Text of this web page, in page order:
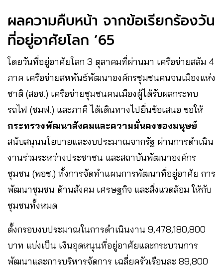
ผลความคืบหน้า จากข้อเรียกร้องวัน
ที่อยู่อาศัยโลก ’65
โดยวันที่อยู่อาศัยโลก 3 ตุลาคมที่ผ่านมา เครือข่ายสลัม 4
ภาค เครือข่ายสหพันธ์พัฒนาองค์กรชุมชนคนจนเมืองแห่ง
ชาติ (สอช.) เครือข่ายชุมชนคนเมืองผู้ได้รับผลกระทบ
รถไฟ (ชมฟ.) และภาคี ได้เดินทางไปยื่นข้อเสนอ ขอให้
กระทรวงพัฒนาสังคมและความมั่นคงของมนุษย์
สนับสนุนนโยบายและงบประมาณจากรัฐ ผ่านการดำเนิน
งานร่วมระหว่างประชาชน และสถาบันพัฒนาองค์กร
ชุมชน (พอช.) ทั้งการจัดทำแผนการพัฒนาที่อยู่อาศัย การ
พัฒนาชุมชน ด้านสังคม เศรษฐกิจ และสิ่งแวดล้อม ให้กับ
ชุมชนทั้งหมด
ตั้งกรอบงบประมาณในการดำเนินงาน 9,478,180,800
บาท แบ่งเป็น เงินอุดหนุนที่อยู่อาศัยและกระบวนการ
พัฒนาและการบริหารจัดการ เฉลี่ยครัวเรือนละ 89,800